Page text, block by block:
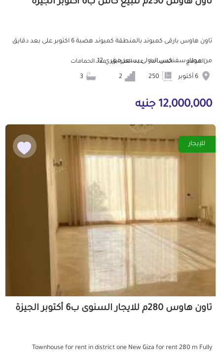
تاون هاوس 250م للبيع كاش ب6 أكتوبر الجيزة
تاون هاوس بارقى كمبوند بالمنطقة كمبوند هضبة 6 اكتوبر على بعد دقايق
من مطار سفنكس الدولى بسعر مغري 12...
الموقع المساحة عدد الطوابق عدد الحمامات
12,000,000 جنيه
للإيجار
تاون هاوس 280م للايجار السنوى ب6 أكتوبر الجيزة
Townhouse for rent in district one New Giza for rent 280 m Fully